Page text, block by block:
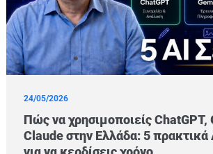
24/05/2026
Πώς να χρησιμοποιείς ChatGPT,
Claude στην Ελλάδα: 5 πρακτικά